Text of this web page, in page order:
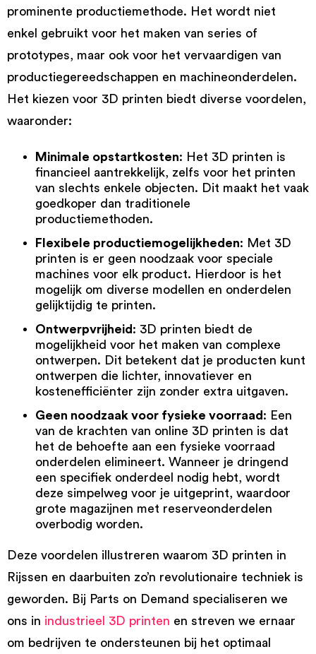
prominente productiemethode. Het wordt niet
enkel gebruikt voor het maken van series of
prototypes, maar ook voor het vervaardigen van
productiegereedschappen en machineonderdelen.
Het kiezen voor 3D printen biedt diverse voordelen,
waaronder:
Minimale opstartkosten: Het 3D printen is
financieel aantrekkelijk, zelfs voor het printen
van slechts enkele objecten. Dit maakt het vaak
goedkoper dan traditionele
productiemethoden.
Flexibele productiemogelijkheden: Met 3D
printen is er geen noodzaak voor speciale
machines voor elk product. Hierdoor is het
mogelijk om diverse modellen en onderdelen
gelijktijdig te printen.
Ontwerpvrijheid : 3D printen biedt de
mogelijkheid voor het maken van complexe
ontwerpen. Dit betekent dat je producten kunt
ontwerpen die lichter, innovatiever en
kostenefficiënter zijn zonder extra uitgaven.
Geen noodzaak voor fysieke voorraad : Een
van de krachten van online 3D printen is dat
het de behoefte aan een fysieke voorraad
onderdelen elimineert. Wanneer je dringend
een specifiek onderdeel nodig hebt, wordt
deze simpelweg voor je uitgeprint, waardoor
grote magazijnen met reserveonderdelen
overbodig worden.
Deze voordelen illustreren waarom 3D printen in
Rijssen en daarbuiten zo’n revolutionaire techniek is
geworden. Bij Parts on Demand specialiseren we
ons in industrieel 3D printen en streven we ernaar
om bedrijven te ondersteunen bij het optimaal